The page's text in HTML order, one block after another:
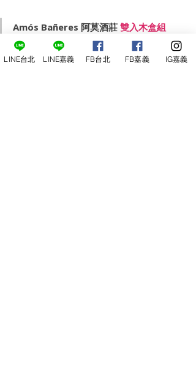
Amós Bañeres 阿莫酒莊 雙入木盒組
LINE台北 LINE嘉義 FB台北 FB嘉義 IG嘉義